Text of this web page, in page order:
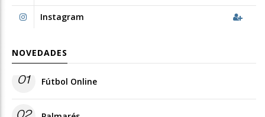
Instagram
NOVEDADES
01 Fútbol Online